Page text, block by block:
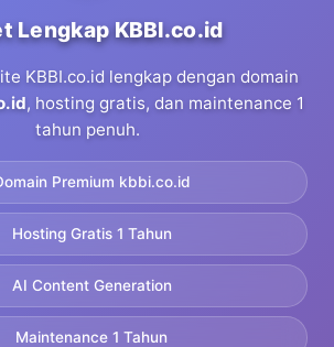
Lengkap KBBI.co.id
KBBI.co.id lengkap dengan domain
, hosting gratis, dan maintenance 1
tahun penuh.
Premium kbbi.co.id
Hosting Gratis 1 Tahun
AI Content Generation
Maintenance 1 Tahun